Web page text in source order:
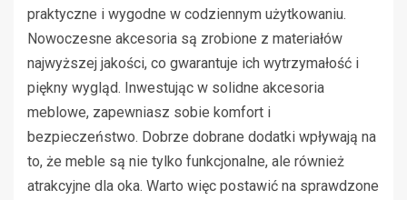
praktyczne i wygodne w codziennym użytkowaniu.
Nowoczesne akcesoria są zrobione z materiałów
najwyższej jakości, co gwarantuje ich wytrzymałość i
piękny wygląd. Inwestując w solidne akcesoria
meblowe, zapewniasz sobie komfort i
bezpieczeństwo. Dobrze dobrane dodatki wpływają na
to, że meble są nie tylko funkcjonalne, ale również
atrakcyjne dla oka. Warto więc postawić na sprawdzone